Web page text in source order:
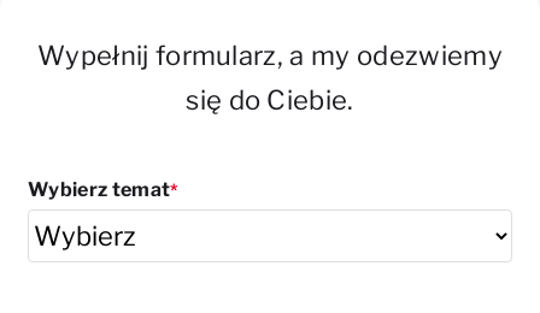
Wypełnij formularz, a my odezwiemy
się do Ciebie.
Wybierz temat